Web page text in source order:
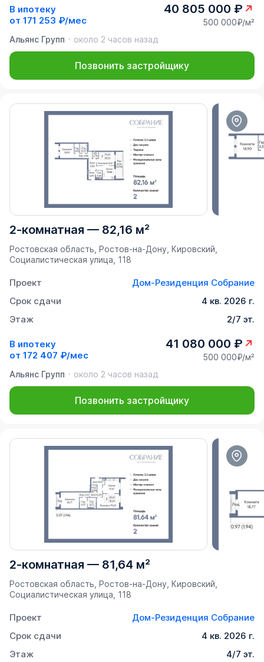
В ипотеку
от 171 253 ₽/мес
40 805 000 ₽
500 000₽/м²
Альянс Групп
около 2 часов назад
Позвонить застройщику
2-комнатная — 82,16 м²
Ростовская область, Ростов-на-Дону, Кировский,
Социалистическая улица, 118
Проект
Дом-Резиденция Собрание
Срок сдачи
4 кв. 2026 г.
Этаж
2/7 эт.
В ипотеку
от 172 407 ₽/мес
41 080 000 ₽
500 000₽/м²
Альянс Групп
около 2 часов назад
Позвонить застройщику
2-комнатная — 81,64 м²
Ростовская область, Ростов-на-Дону, Кировский,
Социалистическая улица, 118
Проект
Дом-Резиденция Собрание
Срок сдачи
4 кв. 2026 г.
Этаж
4/7 эт.